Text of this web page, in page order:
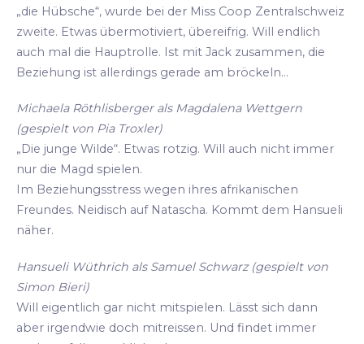
„die Hübsche“, wurde bei der Miss Coop Zentralschweiz
zweite. Etwas übermotiviert, übereifrig. Will endlich
auch mal die Hauptrolle. Ist mit Jack zusammen, die
Beziehung ist allerdings gerade am bröckeln...
Michaela Röthlisberger als Magdalena Wettgern
(gespielt von Pia Troxler)
„Die junge Wilde“. Etwas rotzig. Will auch nicht immer
nur die Magd spielen.
Im Beziehungsstress wegen ihres afrikanischen
Freundes. Neidisch auf Natascha. Kommt dem Hansueli
näher.
Hansueli Wüthrich als Samuel Schwarz (gespielt von
Simon Bieri)
Will eigentlich gar nicht mitspielen. Lässt sich dann
aber irgendwie doch mitreissen. Und findet immer